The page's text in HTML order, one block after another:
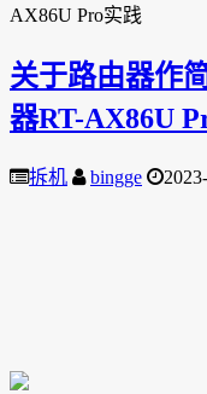
AX86U Pro实践
关于路由器作
器RT-AX86U
拆机 bingge